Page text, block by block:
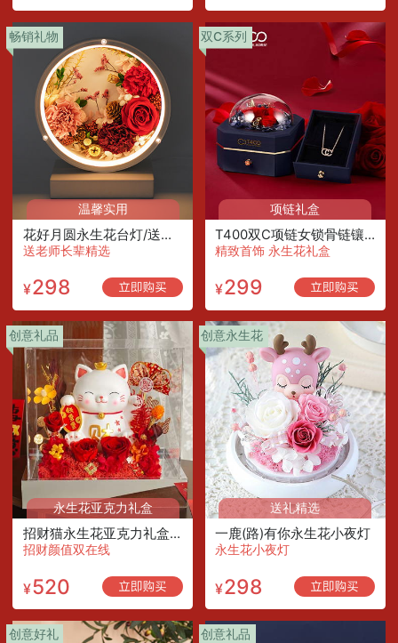
畅销礼物
温馨实用
花好月圆永生花台灯/送长辈老师定制款
送老师长辈精选
¥298
双C系列
项链礼盒
T400双C项链女锁骨链镶施华洛世奇锆电镀玫瑰金
精致首饰 永生花礼盒
¥299
创意礼品
永生花亚克力礼盒
招财猫永生花亚克力礼盒/加大款
招财颜值双在线
¥520
创意永生花
送礼精选
一鹿(路)有你永生花小夜灯
永生花小夜灯
¥298
创意好礼 创意礼品